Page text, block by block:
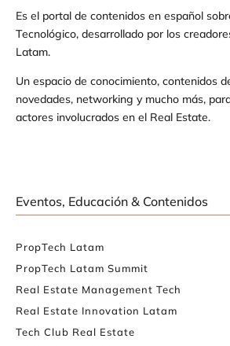
Es el portal de contenidos en español
Tecnológico, desarrollado por los
Latam.
Un espacio de conocimiento, contenidos
novedades, networking y mucho más,
actores involucrados en el Real Estate.
Eventos, Educación & Contenidos
PropTech Latam
PropTech Latam Summit
Real Estate Management Tech
Real Estate Innovation Latam
Tech Club Real Estate